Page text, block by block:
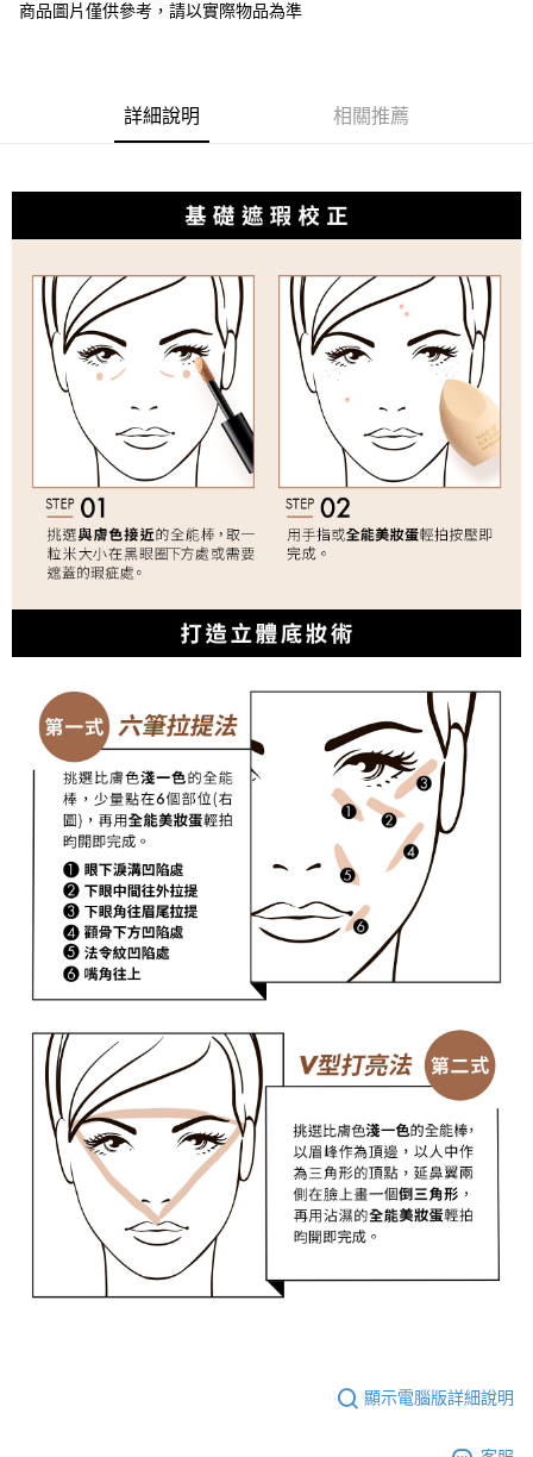
匯豐（台灣）商業銀行
華泰商業銀行
台新國際商業銀行
中國信託商業銀行
街口支付
【關於「AFTEE先享後付」】
１．簡單：不需註冊會員、不需綁卡、不需儲值。
２．便利：只要手機號碼，簡訊認證，即可結帳。
３．安心：先確認商品／服務後，再付款。
【「AFTEE先享後付」結帳流程】
１．於結帳方式選擇「AFTEE先享後付」後，將跳轉至「AFTEE先享後付」
結帳頁面，進行簡訊認證並確認金額後，即可完成結帳。
２．訂單成立數日內，您將收到繳費通知簡訊。
３．收到繳費通知簡訊後14天內，點擊此簡訊中的連結，可透過四大超商／
ATM／網路銀行／等多元方式進行付款，方視為交易完成。
※ 請注意：結帳手續完成當下不需立刻繳費，但若您需要取消訂單，請聯絡
購買商品的店家。未經商家同意取消之訂單仍視為有效，需透過AFTEE先享
後付繳納相關費用。
※ 交易是否成功請以「AFTEE先享後付 」之結帳頁面顯示為準，若有關於
是否繳費成功／繳費後需取消欲退款等相關疑問，請聯繫「AFTEE先享後付
１．透過由恩沛科技股份有限公司提供之「AFTEE先享後付」服務完成之交
權轉讓予恩沛科技股份有限公司。
２．關於個人資料處理事宜，請瀏覽以下網址：
https://aftee.tw/terms/#terms3
３．未成年的使用者請事先徵得法定代理人或監護人之同意方可使用
「AFTEE先享後付」，若未經同意申辦者引起之損失，本公司不負相關責
４．使用「AFTEE先享後付」時，將依據個別帳號之用戶狀況，依本公司即
時審查核予不同之上限額度；若仍有額度不足之情形，本公司將視審查結果
請求用戶進行身份認證。
５．嚴禁一人註冊多個帳號或使用他人資訊註冊。若發現惡意使用之情形，
恩沛科技股份有限公司將有權停止該用戶之使用額度並採取法律行動。
運送方式
全家取貨付款
每筆NT$80，滿NT$1,200(含以上)免運費
付款後全家取貨
每筆NT$80，滿NT$1,200(含以上)免運費
7-11取貨付款
每筆NT$80，滿NT$1,200(含以上)免運費
付款後7-11取貨
每筆NT$80，滿NT$1,200(含以上)免運費
每筆NT$120，滿NT$1,500(含以上)免運費
商品圖片僅供參考，請以實際物品為準
詳細說明 相關推薦
顯示電腦版詳細說明